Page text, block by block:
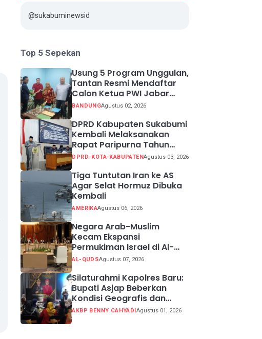
@sukabuminewsid
Top 5 Sepekan
Usung 5 Program Unggulan,
Tantan Resmi Mendaftar
Calon Ketua PWI Jabar
2026-2031
BANDUNGAgustus 02, 2026
DPRD Kabupaten Sukabumi
Kembali Melaksanakan
Rapat Paripurna Tahun
Sidang 2026
DPRD-KOTA-KABUPATENAgustus 03, 2026
Tiga Tuntutan Iran ke AS
Agar Selat Hormuz Dibuka
Kembali
AMERIKAAgustus 06, 2026
Negara Arab-Muslim
Kecam Ekspansi
Permukiman Israel di Al-
Quds Timur
AL-QUDSAgustus 07, 2026
Silaturahmi Kapolres Baru:
Bupati Asjap Beberkan
Kondisi Geografis dan
Potensi Kabupaten
AKBP BENNY CAHYADIAgustus 01, 2026